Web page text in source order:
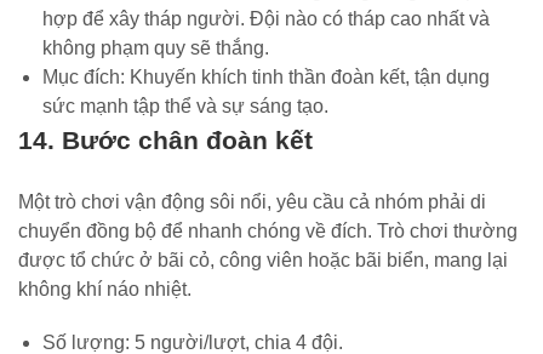
hợp để xây tháp người. Đội nào có tháp cao nhất và
không phạm quy sẽ thắng.
Mục đích: Khuyến khích tinh thần đoàn kết, tận dụng
sức mạnh tập thể và sự sáng tạo.
14. Bước chân đoàn kết
Một trò chơi vận động sôi nổi, yêu cầu cả nhóm phải di
chuyển đồng bộ để nhanh chóng về đích. Trò chơi thường
được tổ chức ở bãi cỏ, công viên hoặc bãi biển, mang lại
không khí náo nhiệt.
Số lượng: 5 người/lượt, chia 4 đội.